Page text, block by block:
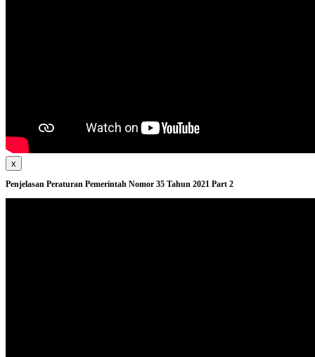
x
Penjelasan Peraturan Pemerintah Nomor 35 Tahun 2021 Part 2